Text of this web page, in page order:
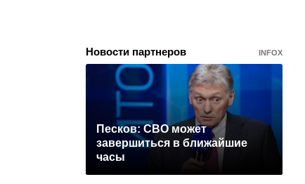
Новости партнеров INFOX
Песков: СВО может
завершиться в ближайшие
часы